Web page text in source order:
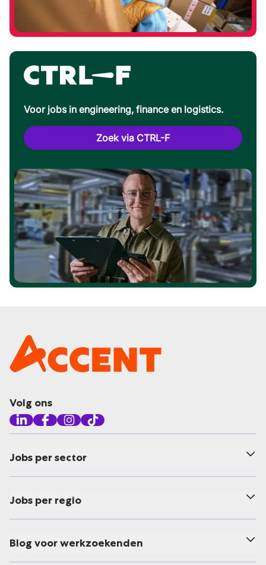
Voor jobs in engineering, finance en logistics.
Zoek via CTRL-F
Volg ons
Jobs per sector
Jobs per regio
Blog voor werkzoekenden